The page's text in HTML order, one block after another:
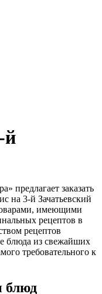
й
предлагает заказать
на 3-й Зачатьевский
имеющими
рецептов в
рецептов
блюда из свежайших
требовательного к
блюд